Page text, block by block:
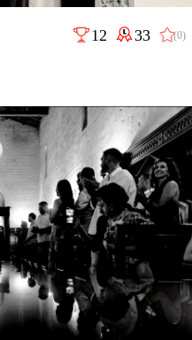
12 33 (0)